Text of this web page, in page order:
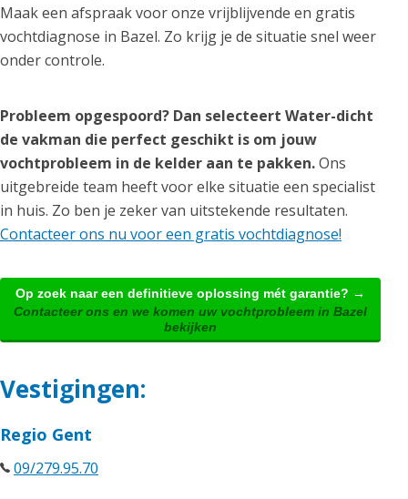
Maak een afspraak voor onze vrijblijvende en gratis
vochtdiagnose in Bazel. Zo krijg je de situatie snel weer
onder controle.
Probleem opgespoord? Dan selecteert Water-dicht
de vakman die perfect geschikt is om jouw
vochtprobleem in de kelder aan te pakken.Ons
uitgebreide team heeft voor elke situatie een specialist
in huis. Zo ben je zeker van uitstekende resultaten.
Contacteer ons nu voor een gratis vochtdiagnose!
Op zoek naar een definitieve oplossing mét garantie? →
Contacteer ons en we komen uw vochtprobleem in Bazel
bekijken
Vestigingen:
Regio Gent
09/279.95.70